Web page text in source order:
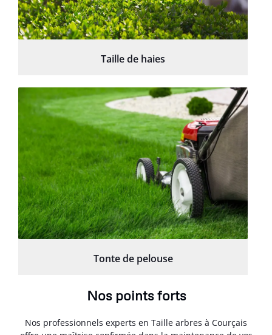
Taille de haies
Tonte de pelouse
Nos points forts
Nos professionnels experts en Taille arbres à Courçais